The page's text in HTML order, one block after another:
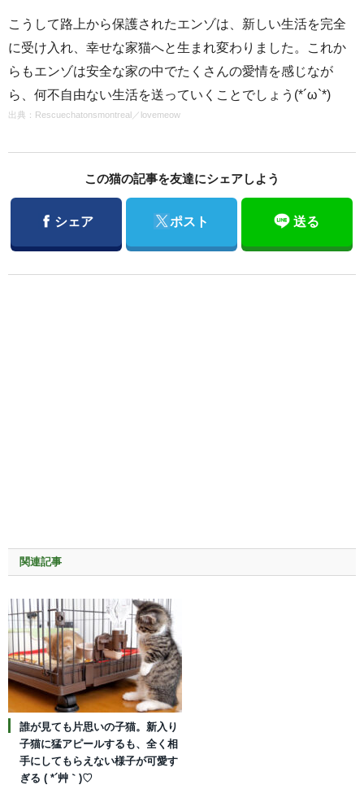
こうして路上から保護されたエンゾは、新しい生活を完全
に受け入れ、幸せな家猫へと生まれ変わりました。これか
らもエンゾは安全な家の中でたくさんの愛情を感じなが
ら、何不自由ない生活を送っていくことでしょう(*´ω`*)
出典： Rescuechatonsmontreal ／ lovemeow
この猫の記事を友達にシェアしよう
Facebook
シェア Twitter
ポスト 送る
関連記事
誰が見ても片思いの子猫。新入り
子猫に猛アピールするも、全く相
手にしてもらえない様子が可愛す
ぎる ( *´艸｀)♡